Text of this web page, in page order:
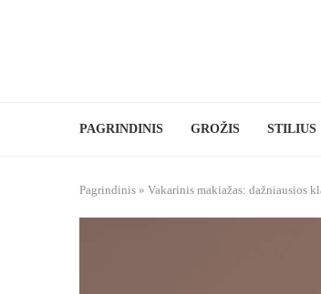
PAGRINDINIS GROŽIS STILIUS
Pagrindinis » Vakarinis makiažas: dažniausios